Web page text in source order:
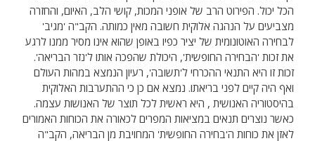
הכל יכול. הפירוט הרב של אופני המכות, קושי הלב, האיום, והחזרה
מצביעים על הנהגה אלוקית חשובה מאין כמותה. הקב"ה 'מגיב'
לבחירה האוטונומית של יציר כפיו באופן שהוא אינו מסיר ממנו לרגע
את זכות 'הבחירה החופשית', היכולת שהפכה אותו ל'נזר הבריאה'.
זכות זו היא התנאי ההכרחי ל'תשובה', רעיון הנמצא במהות העולם
ואף היה קיים לפני בריאתו. נמצא אם כן כי ההתערבות האלוקית
בהיסטוריה האנושית , היא ראשית לכל תוצר של האנושות עצמה.
כאשר נוצרים תנאים במציאות המפרים לכאורה את הכוחות האמורים
לאזן את כוחות ה'בחירה החופשית' המחויבת מן הבריאה, הקב"ה